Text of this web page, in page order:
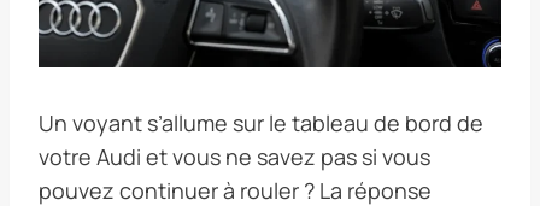
Un voyant s’allume sur le tableau de bord de
votre Audi et vous ne savez pas si vous
pouvez continuer à rouler ? La réponse